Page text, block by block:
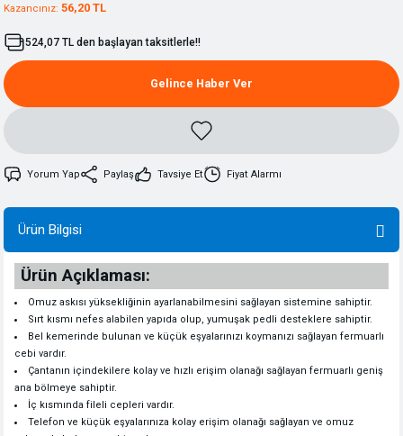
Kazancınız: 56,20 TL
524,07 TL den başlayan taksitlerle!!
Gelince Haber Ver
Yorum Yap Paylaş Tavsiye Et Fiyat Alarmı
Ürün Bilgisi
Ürün Açıklaması:
Omuz askısı yüksekliğinin ayarlanabilmesini sağlayan sistemine sahiptir.
Sırt kısmı nefes alabilen yapıda olup, yumuşak pedli desteklere sahiptir.
Bel kemerinde bulunan ve küçük eşyalarınızı koymanızı sağlayan fermuarlı
cebi vardır.
Çantanın içindekilere kolay ve hızlı erişim olanağı sağlayan fermuarlı geniş
ana bölmeye sahiptir.
İç kısmında fileli cepleri vardır.
Telefon ve küçük eşyalarınıza kolay erişim olanağı sağlayan ve omuz